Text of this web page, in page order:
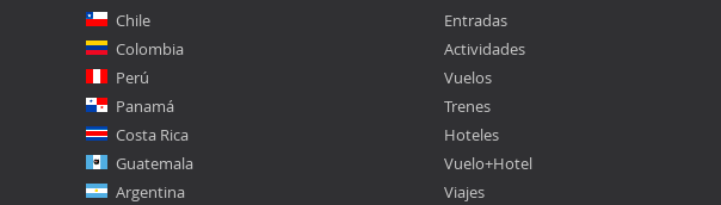
Chile
Colombia
Perú
Panamá
Costa Rica
Guatemala
Argentina
Entradas
Actividades
Vuelos
Trenes
Hoteles
Vuelo+Hotel
Viajes